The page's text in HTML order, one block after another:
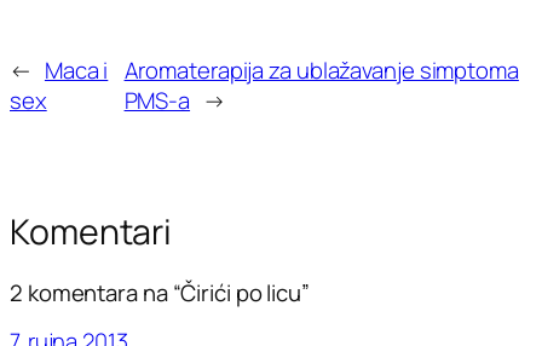
← Maca i
sex
Aromaterapija za ublažavanje simptoma
PMS-a →
Komentari
2 komentara na “Čirići po licu”